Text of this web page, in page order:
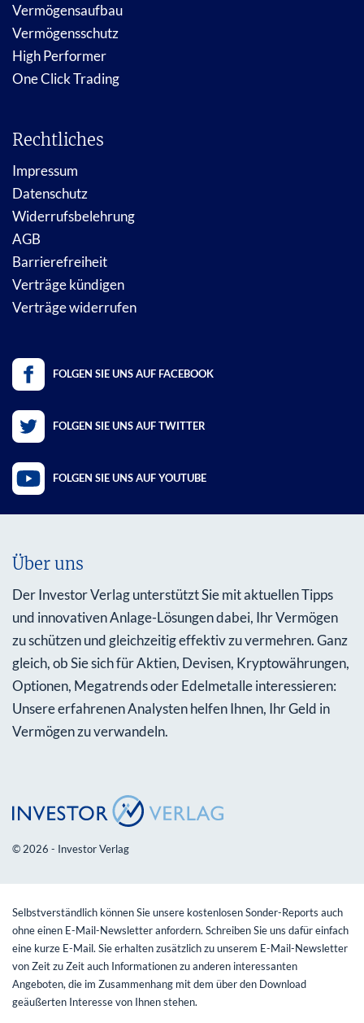
Vermögensaufbau
Vermögensschutz
High Performer
One Click Trading
Rechtliches
Impressum
Datenschutz
Widerrufsbelehrung
AGB
Barrierefreiheit
Verträge kündigen
Verträge widerrufen
FOLGEN SIE UNS AUF FACEBOOK
FOLGEN SIE UNS AUF TWITTER
FOLGEN SIE UNS AUF YOUTUBE
Über uns
Der Investor Verlag unterstützt Sie mit aktuellen Tipps
und innovativen Anlage-Lösungen dabei, Ihr Vermögen
zu schützen und gleichzeitig effektiv zu vermehren. Ganz
gleich, ob Sie sich für Aktien, Devisen, Kryptowährungen,
Optionen, Megatrends oder Edelmetalle interessieren:
Unsere erfahrenen Analysten helfen Ihnen, Ihr Geld in
Vermögen zu verwandeln.
© 2026 - Investor Verlag
Selbstverständlich können Sie unsere kostenlosen Sonder-Reports auch
ohne einen E-Mail-Newsletter anfordern. Schreiben Sie uns dafür einfach
eine kurze E-Mail. Sie erhalten zusätzlich zu unserem E-Mail-Newsletter
von Zeit zu Zeit auch Informationen zu anderen interessanten
Angeboten, die im Zusammenhang mit dem über den Download
geäußerten Interesse von Ihnen stehen.